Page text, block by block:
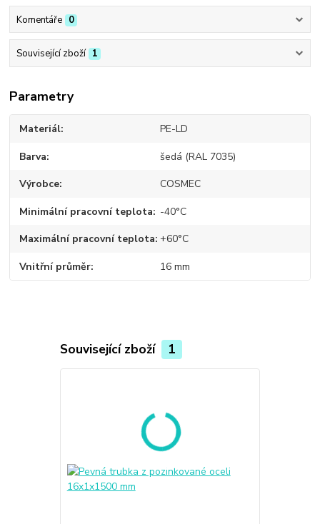
Komentáře 0
Související zboží 1
Parametry
Materiál PE-LD
Barva šedá (RAL 7035)
Výrobce COSMEC
Minimální pracovní teplota -40°C
Maximální pracovní teplota +60°C
Vnitřní průměr 16 mm
Související zboží 1